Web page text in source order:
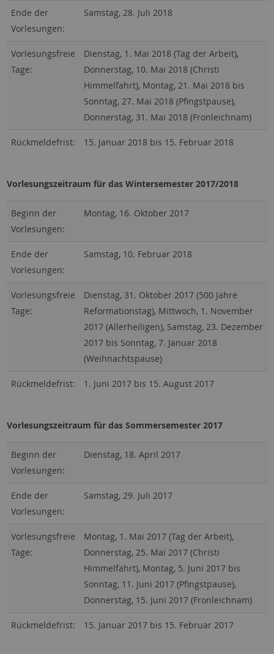
Ende der
Vorlesungen:
Samstag, 28. Juli 2018
Vorlesungsfreie
Tage:
Dienstag, 1. Mai 2018 (Tag der Arbeit),
Donnerstag, 10. Mai 2018 (Christi
Himmelfahrt), Montag, 21. Mai 2018 bis
Sonntag, 27. Mai 2018 (Pfingstpause),
Donnerstag, 31. Mai 2018 (Fronleichnam)
Rückmeldefrist: 15. Januar 2018 bis 15. Februar 2018
Vorlesungszeitraum für das Wintersemester 2017/2018
Beginn der
Vorlesungen:
Montag, 16. Oktober 2017
Ende der
Vorlesungen:
Samstag, 10. Februar 2018
Vorlesungsfreie
Tage:
Dienstag, 31. Oktober 2017 (500 Jahre
Reformationstag), Mittwoch, 1. November
2017 (Allerheiligen), Samstag, 23. Dezember
2017 bis Sonntag, 7. Januar 2018
(Weihnachtspause)
Rückmeldefrist: 1. Juni 2017 bis 15. August 2017
Vorlesungszeitraum für das Sommersemester 2017
Beginn der
Vorlesungen:
Dienstag, 18. April 2017
Ende der
Vorlesungen:
Samstag, 29. Juli 2017
Vorlesungsfreie
Tage:
Montag, 1. Mai 2017 (Tag der Arbeit),
Donnerstag, 25. Mai 2017 (Christi
Himmelfahrt), Montag, 5. Juni 2017 bis
Sonntag, 11. Juni 2017 (Pfingstpause),
Donnerstag, 15. Juni 2017 (Fronleichnam)
Rückmeldefrist: 15. Januar 2017 bis 15. Februar 2017